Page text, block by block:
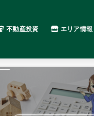
不動産投資 エリア情報